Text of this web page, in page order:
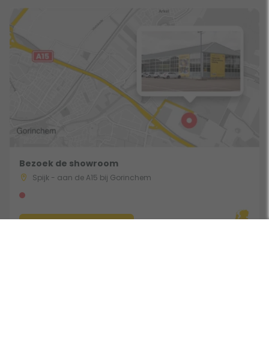
Bezoek de showroom
Spijk - aan de A15 bij Gorinchem